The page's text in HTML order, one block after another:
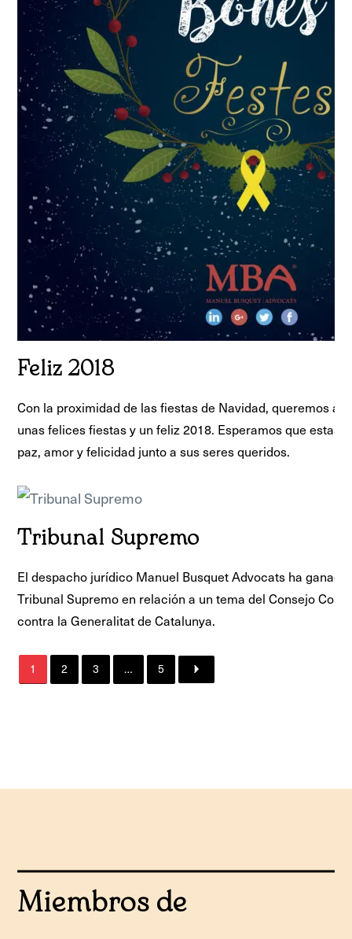
Feliz 2018
Con la proximidad de las fiestas de Navidad, queremos
unas felices fiestas y un feliz 2018. Esperamos que estas
paz, amor y felicidad junto a sus seres queridos.
Tribunal Supremo
El despacho jurídico Manuel Busquet Advocats ha
Tribunal Supremo en relación a un tema del Consejo
contra la Generalitat de Catalunya.
1 2 3 … 5
Miembros de